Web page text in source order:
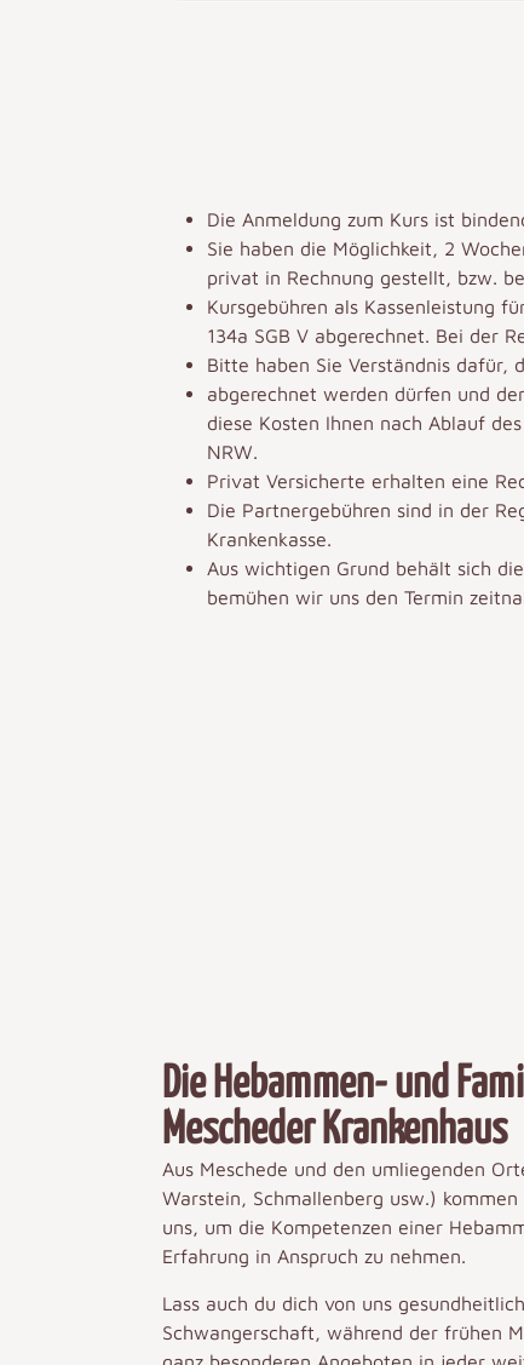
Die Anmeldung zum Kurs ist
Sie haben die Möglichkeit, 2
privat in Rechnung gestellt, bzw.
Kursgebühren als Kassenleistung
134a SGB V abgerechnet. Bei der
Bitte haben Sie Verständnis dafür,
abgerechnet werden dürfen und
diese Kosten Ihnen nach Ablauf
NRW.
Privat Versicherte erhalten eine
Die Partnergebühren sind in der
Krankenkasse.
Aus wichtigen Grund behält sich
bemühen wir uns den Termin
Die Hebammen- und
Mescheder Krankenhaus
Aus Meschede und den umliegenden
Warstein, Schmallenberg usw.)
uns, um die Kompetenzen einer
Erfahrung in Anspruch zu nehmen.
Lass auch du dich von uns
Schwangerschaft, während der frühen